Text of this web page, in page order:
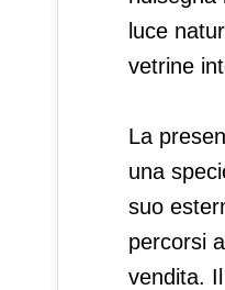
luce
vetrine
La
una
suo
percorsi
vendita.